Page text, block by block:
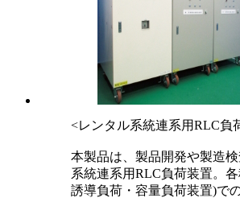
<レンタル系統連系用RLC負
本製品は、製品開発や製造
系統連系用RLC負荷装置。
誘導負荷・容量負荷装置)で